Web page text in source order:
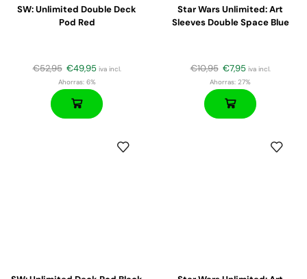
SW: Unlimited Double Deck
Pod Red
€52,95 €49,95 iva incl.
Ahorras:6%
Star Wars Unlimited: Art
Sleeves Double Space Blue
€10,95 €7,95 iva incl.
Ahorras: 27%